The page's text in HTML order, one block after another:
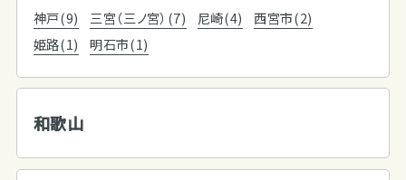
神戸(9) 三宮（三ノ宮）(7) 尼崎(4)
西宮市(2)
姫路(1)
明石市(1)
和歌山